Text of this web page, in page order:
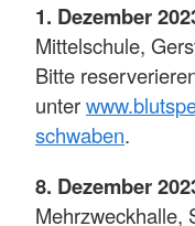
1. Dezember
Mittelschule,
Bitte
unter
schwaben.
8. Dezember
Mehrzweckhalle,